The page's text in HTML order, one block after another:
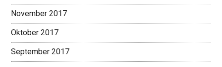
November 2017
Oktober 2017
September 2017